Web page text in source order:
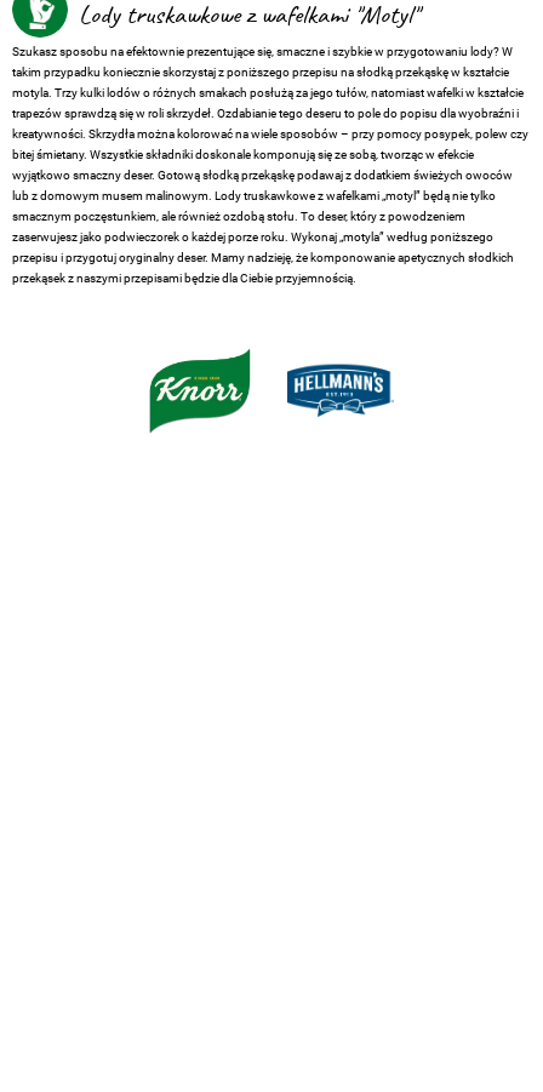
Lody truskawkowe z wafelkami "Motyl"
Szukasz sposobu na efektownie prezentujące się, smaczne i szybkie w przygotowaniu lody? W
takim przypadku koniecznie skorzystaj z poniższego przepisu na słodką przekąskę w kształcie
motyla. Trzy kulki lodów o różnych smakach posłużą za jego tułów, natomiast wafelki w kształcie
trapezów sprawdzą się w roli skrzydeł. Ozdabianie tego deseru to pole do popisu dla wyobraźni i
kreatywności. Skrzydła można kolorować na wiele sposobów – przy pomocy posypek, polew czy
bitej śmietany. Wszystkie składniki doskonale komponują się ze sobą, tworząc w efekcie
wyjątkowo smaczny deser. Gotową słodką przekąskę podawaj z dodatkiem świeżych owoców
lub z domowym musem malinowym. Lody truskawkowe z wafelkami „motyl” będą nie tylko
smacznym poczęstunkiem, ale również ozdobą stołu. To deser, który z powodzeniem
zaserwujesz jako podwieczorek o każdej porze roku. Wykonaj „motyla” według poniższego
przepisu i przygotuj oryginalny deser. Mamy nadzieję, że komponowanie apetycznych słodkich
przekąsek z naszymi przepisami będzie dla Ciebie przyjemnością.